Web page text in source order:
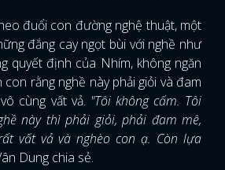
đuổi con đường nghệ thuật, một
đắng cay ngọt bùi với nghề như
quyết định của Nhím, không ngăn
con rằng nghề này phải giỏi và đam
cùng vất vả. "Tôi không cấm. Tôi
này thì phải giỏi, phải đam mê,
vất vả và nghèo con ạ. Còn lựa
Dung chia sẻ.